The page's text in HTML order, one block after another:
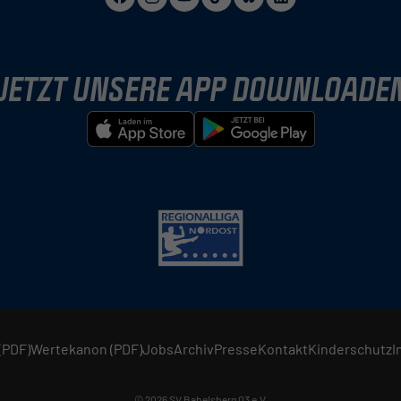
UNSERE APP
Wertekanon (PDF)JobsArchivPresseKontaktKinderschutz